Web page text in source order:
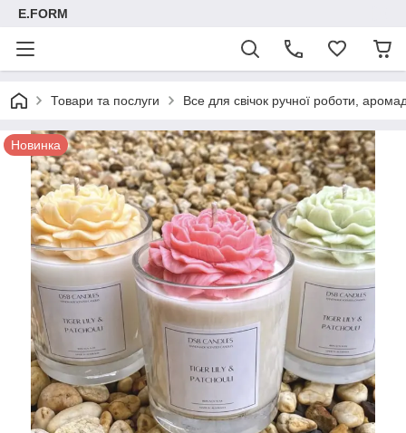
E.FORM
Товари та послуги Все для свічок ручної роботи,
Новинка